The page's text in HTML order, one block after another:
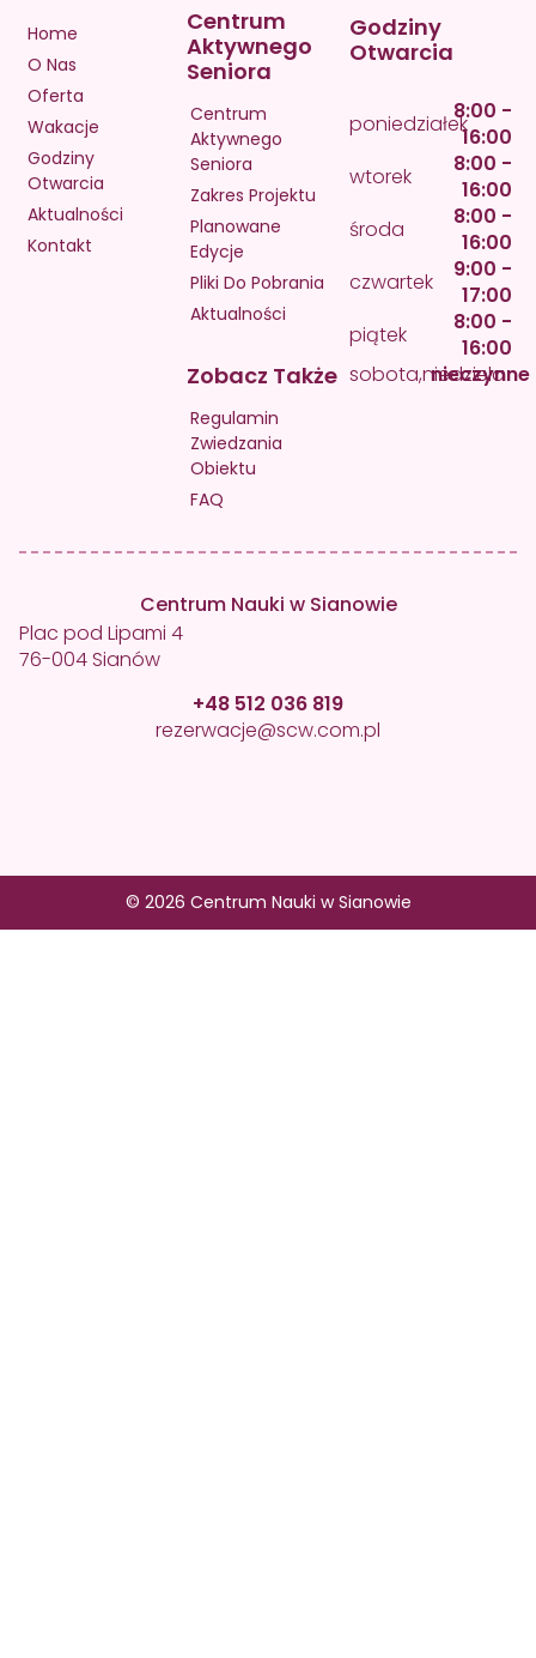
Home
O Nas
Oferta
Wakacje
Godziny
Otwarcia
Aktualności
Kontakt
Centrum
Aktywnego
Seniora
Centrum
Aktywnego
Seniora
Zakres Projektu
Planowane
Edycje
Pliki Do Pobrania
Aktualności
Zobacz Także
Regulamin
Zwiedzania
Obiektu
FAQ
Godziny
Otwarcia
poniedziałek8:00 -
16:00
wtorek
8:00 -
16:00
środa
8:00 -
16:00
czwartek
9:00 -
17:00
piątek
8:00 -
16:00
sobota,niedziela
nieczynne
Centrum Nauki w Sianowie
Plac pod Lipami 4
76-004 Sianów
+48 512 036 819
rezerwacje@scw.com.pl
© 2026 Centrum Nauki w Sianowie